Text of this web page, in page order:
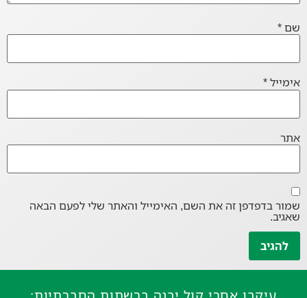
שם*
אימייל*
אתר
שמור בדפדפן זה את השם, האימייל והאתר שלי לפעם הבאה
שאגיב.